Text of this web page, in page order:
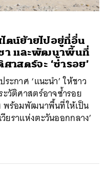
ไตน์ย้ายไปอยู่ที่อื่น
ซา และพัฒนาพื้นที่
าสตร์จะ ‘ซ้ำรอย’
ะกาศ ‘แนะนำ’ ให้ชาว
วัติศาสตร์อาจซ้ำรอย
พร้อมพัฒนาพื้นที่ให้เป็น
ยราแห่งตะวันออกกลาง’